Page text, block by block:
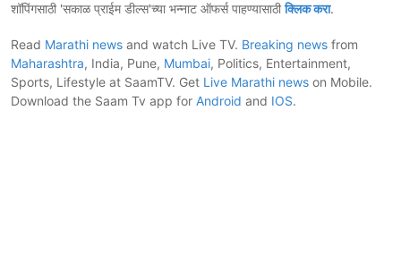
शॉपिंगसाठी 'सकाळ प्राईम डील्स'च्या भन्नाट ऑफर्स पाहण्यासाठीक्लिक करा.
Read Marathi news and watch Live TV. Breaking news from
Maharashtra, India, Pune, Mumbai, Politics, Entertainment,
Sports, Lifestyle at SaamTV. Get Live Marathi news on Mobile.
Download the Saam Tv app for Android and IOS.